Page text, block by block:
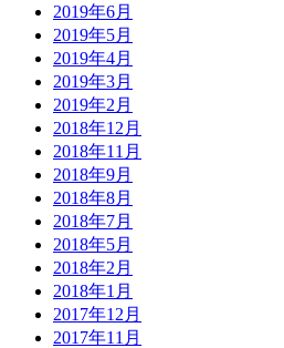
2019年6月
2019年5月
2019年4月
2019年3月
2019年2月
2018年12月
2018年11月
2018年9月
2018年8月
2018年7月
2018年5月
2018年2月
2018年1月
2017年12月
2017年11月